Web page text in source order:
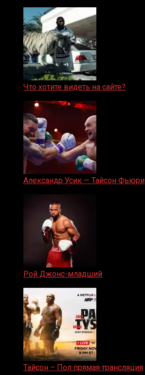
Что хотите видеть на сайте?
Александр Усик — Тайсон Фьюри
Рой Джонс-младший
Тайсон – Пол прямая трансляция